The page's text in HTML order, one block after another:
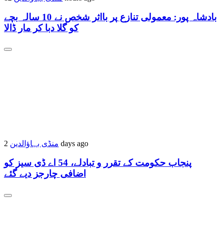
بادشاہ پور: معمولی تنازع پر بااثر شخص نے 10 سالہ بچے
کو گلا دبا کر مار ڈالا
منڈی بہاؤالدین 2 days ago
پنجاب حکومت کے تقرر و تبادلے، 54 اے ڈی سیز کو
اضافی چارجز دیے گئے